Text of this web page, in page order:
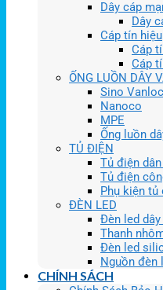
Dây cáp
Dây
Cáp tín hiệu
Cáp
Cáp
ỐNG LUỒN DÂY
Sino
Nanoco
MPE
Ống luồn
TỦ ĐIỆN
Tủ điện
Tủ điện
Phụ kiện tủ
ĐÈN LED
Đèn led
Thanh
Đèn led
Nguồn đèn
CHÍNH SÁCH